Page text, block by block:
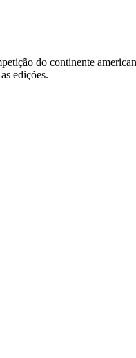
do continente
edições.